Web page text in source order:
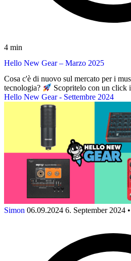
4 min
Hello New Gear – Marzo 2025
Cosa c'è di nuovo sul mercato per i
tecnologia?
Scopritelo con un click
Hello New Gear - Settembre 2024
Simon 06.09.2024 6. September 2024 •